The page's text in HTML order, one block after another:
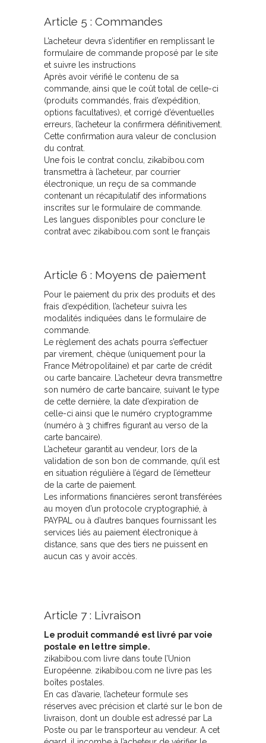
Article 5 : Commandes
L’acheteur devra s’identifier en remplissant le
formulaire de commande proposé par le site
et suivre les instructions
Après avoir vérifié le contenu de sa
commande, ainsi que le coût total de celle-ci
(produits commandés, frais d’expédition,
options facultatives), et corrigé d’éventuelles
erreurs, l’acheteur la confirmera définitivement.
Cette confirmation aura valeur de conclusion
du contrat.
Une fois le contrat conclu, zikabibou.com
transmettra à l’acheteur, par courrier
électronique, un reçu de sa commande
contenant un récapitulatif des informations
inscrites sur le formulaire de commande.
Les langues disponibles pour conclure le
contrat avec zikabibou.com sont le français
Article 6 : Moyens de paiement
Pour le paiement du prix des produits et des
frais d’expédition, l’acheteur suivra les
modalités indiquées dans le formulaire de
commande.
Le règlement des achats pourra s’effectuer
par virement, chèque (uniquement pour la
France Métropolitaine) et par carte de crédit
ou carte bancaire. L’acheteur devra transmettre
son numéro de carte bancaire, suivant le type
de cette dernière, la date d’expiration de
celle-ci ainsi que le numéro cryptogramme
(numéro à 3 chiffres figurant au verso de la
carte bancaire).
L’acheteur garantit au vendeur, lors de la
validation de son bon de commande, qu’il est
en situation régulière à l’égard de l’émetteur
de la carte de paiement.
Les informations financières seront transférées
au moyen d’un protocole cryptographié, à
PAYPAL ou à d’autres banques fournissant les
services liés au paiement électronique à
distance, sans que des tiers ne puissent en
aucun cas y avoir accès.
Article 7 : Livraison
Le produit commandé est livré par voie
postale en lettre simple.
zikabibou.com livre dans toute l’Union
Européenne. zikabibou.com ne livre pas les
boîtes postales.
En cas d’avarie, l’acheteur formule ses
réserves avec précision et clarté sur le bon de
livraison, dont un double est adressé par La
Poste ou par le transporteur au vendeur. A cet